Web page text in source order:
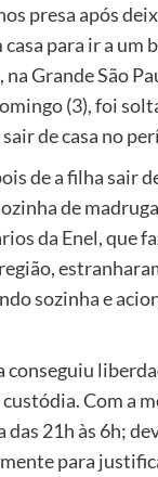
presa após
casa para ir a um
Grande São
(3), foi
de casa no
de a filha sair
de
da Enel, que
sozinha e
conseguiu
Com a
das 21h às 6h;
para